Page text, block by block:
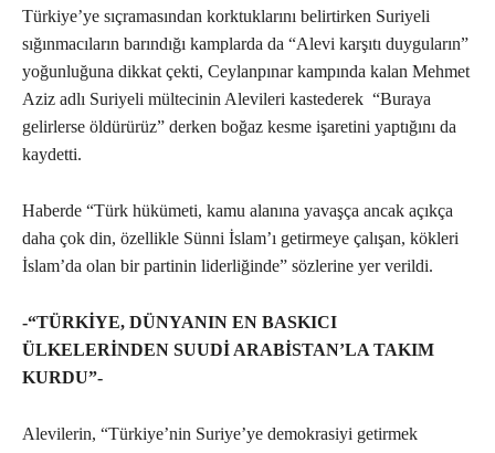
Türkiye’ye sıçramasından korktuklarını belirtirken Suriyeli
sığınmacıların barındığı kamplarda da “Alevi karşıtı duyguların”
yoğunluğuna dikkat çekti, Ceylanpınar kampında kalan Mehmet
Aziz adlı Suriyeli mültecinin Alevileri kastederek “Buraya
gelirlerse öldürürüz” derken boğaz kesme işaretini yaptığını da
kaydetti.
Haberde “Türk hükümeti, kamu alanına yavaşça ancak açıkça
daha çok din, özellikle Sünni İslam’ı getirmeye çalışan, kökleri
İslam’da olan bir partinin liderliğinde” sözlerine yer verildi.
-“TÜRKİYE, DÜNYANIN EN BASKICI
ÜLKELERİNDEN SUUDİ ARABİSTAN’LA TAKIM
KURDU”-
Alevilerin, “Türkiye’nin Suriye’ye demokrasiyi getirmek